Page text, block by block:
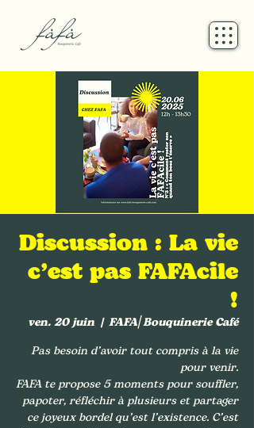
Discussion : La vie
c’est pas FAFAcile
!
ven. 20 juin
  |
FAFA⎜Bouquinerie Café
Pas besoin d’avoir tout compris à la vie
pour venir.
FAFA te propose 5 moments pour souffler,
papoter, réfléchir à plusieurs et partager
ce joyeux bordel qu’est l’existence. C’est